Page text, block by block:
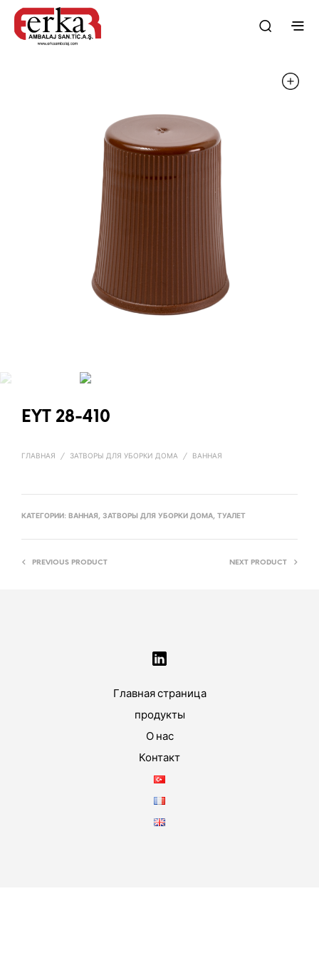
EYT 28-410
ГЛАВНАЯ / ЗАТВОРЫ ДЛЯ УБОРКИ ДОМА / ВАННАЯ
КАТЕГОРИИ: ВАННАЯ , ЗАТВОРЫ ДЛЯ УБОРКИ ДОМА, ТУАЛЕТ
PREVIOUS PRODUCT NEXT PRODUCT
Главная страница
продукты
О нас
Контакт